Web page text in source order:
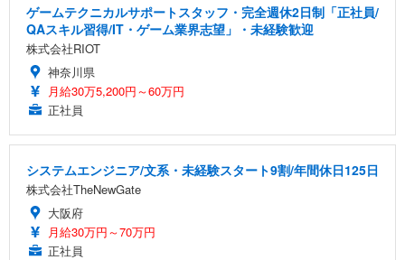
ゲームテクニカルサポートスタッフ・完全週休2日制「正社員/
QAスキル習得/IT・ゲーム業界志望」・未経験歓迎
株式会社RIOT
神奈川県
月給30万5,200円～60万円
正社員
システムエンジニア/文系・未経験スタート9割/年間休日125日
株式会社TheNewGate
大阪府
月給30万円～70万円
正社員